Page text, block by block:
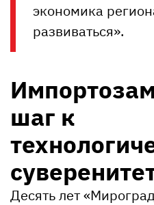
экономика
развиваться».
шаг к
Десять лет